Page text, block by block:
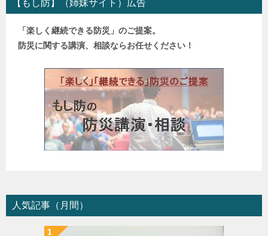
【もし防】（姉妹サイト）広告
「楽しく継続できる防災」のご提案。
防災に関する講演、相談ならお任せください！
人気記事（月間）